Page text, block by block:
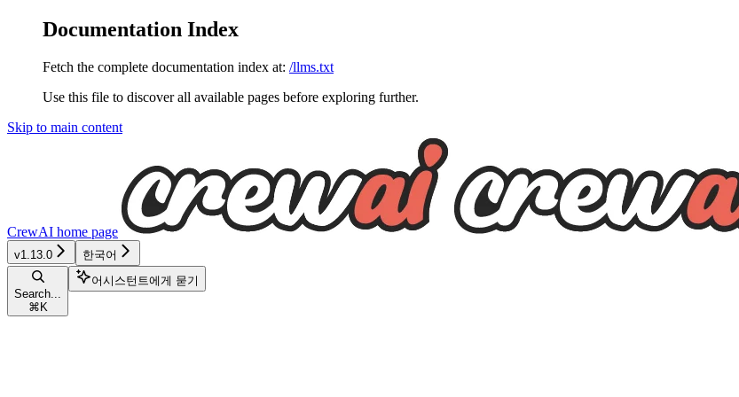
Documentation Index
Fetch the complete documentation index at: /llms.txt
Use this file to discover all available pages before exploring further.
Skip to main content
CrewAI home page
v1.13.0 한국어
Search...
⌘ K
어시스턴트에게 묻기